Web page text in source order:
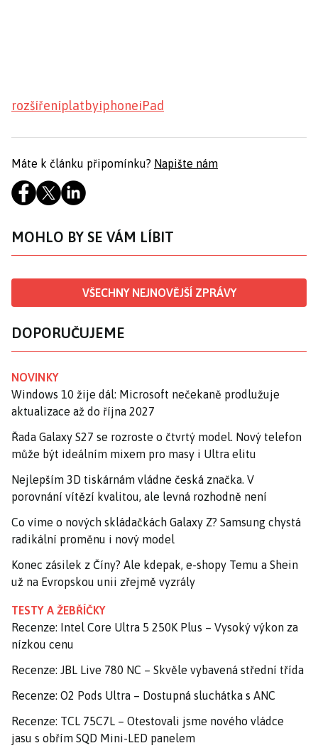
rozšířeníplatbyiphoneiPad
Máte k článku připomínku? Napište nám
MOHLO BY SE VÁM LÍBIT
VŠECHNY NEJNOVĚJŠÍ ZPRÁVY
DOPORUČUJEME
NOVINKY
Windows 10 žije dál: Microsoft nečekaně prodlužuje
aktualizace až do října 2027
Řada Galaxy S27 se rozroste o čtvrtý model. Nový telefon
může být ideálním mixem pro masy i Ultra elitu
Nejlepším 3D tiskárnám vládne česká značka. V
porovnání vítězí kvalitou, ale levná rozhodně není
Co víme o nových skládačkách Galaxy Z? Samsung chystá
radikální proměnu i nový model
Konec zásilek z Číny? Ale kdepak, e-shopy Temu a Shein
už na Evropskou unii zřejmě vyzrály
TESTY A ŽEBŘÍČKY
Recenze: Intel Core Ultra 5 250K Plus – Vysoký výkon za
nízkou cenu
Recenze: JBL Live 780 NC – Skvěle vybavená střední třída
Recenze: O2 Pods Ultra – Dostupná sluchátka s ANC
Recenze: TCL 75C7L – Otestovali jsme nového vládce
jasu s obřím SQD Mini-LED panelem